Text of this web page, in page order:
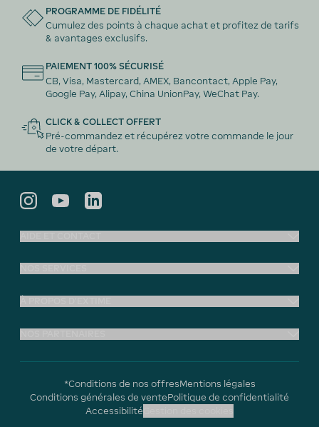
PROGRAMME DE FIDÉLITÉ
Cumulez des points à chaque achat et profitez de tarifs
& avantages exclusifs.
PAIEMENT 100% SÉCURISÉ
CB, Visa, Mastercard, AMEX, Bancontact, Apple Pay,
Google Pay, Alipay, China UnionPay, WeChat Pay.
CLICK & COLLECT OFFERT
Pré-commandez et récupérez votre commande le jour
de votre départ.
*Conditions de nos offresMentions légales
Conditions générales de ventePolitique de confidentialité
Accessibilité